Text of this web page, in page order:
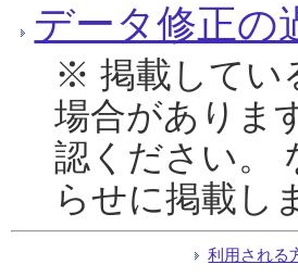
データ修正の
※ 掲載してい
場合がありま
認ください。
らせに掲載し
利用される